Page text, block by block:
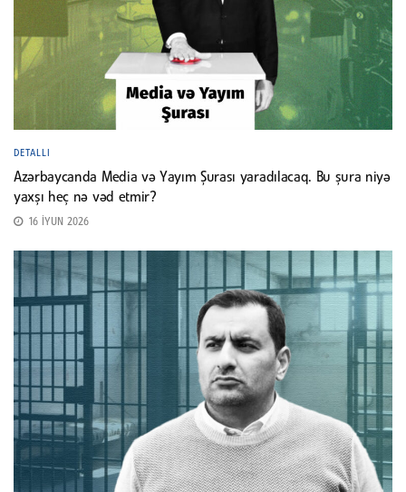
DETALLI
Azərbaycanda Media və Yayım Şurası yaradılacaq. Bu şura niyə
yaxşı heç nə vəd etmir?
16 İYUN 2026